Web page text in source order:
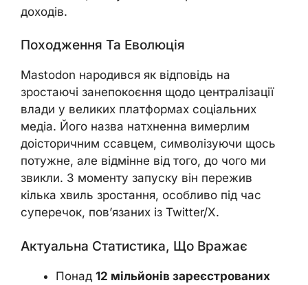
доходів.
Походження Та Еволюція
Mastodon народився як відповідь на
зростаючі занепокоєння щодо централізації
влади у великих платформах соціальних
медіа. Його назва натхненна вимерлим
доісторичним ссавцем, символізуючи щось
потужне, але відмінне від того, до чого ми
звикли. З моменту запуску він пережив
кілька хвиль зростання, особливо під час
суперечок, пов’язаних із Twitter/X.
Актуальна Статистика, Що Вражає
Понад 12 мільйонів зареєстрованих